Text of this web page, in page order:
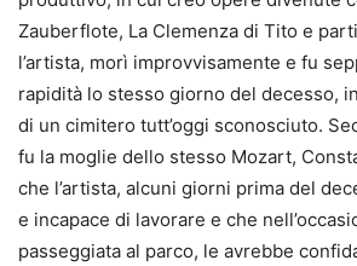
Zauberflote, La Clemenza di Tito e
l’artista, morì improvvisamente e fu
rapidità lo stesso giorno del decesso,
di un cimitero tutt’oggi sconosciuto.
fu la moglie dello stesso Mozart,
che l’artista, alcuni giorni prima del
e incapace di lavorare e che
passeggiata al parco, le avrebbe